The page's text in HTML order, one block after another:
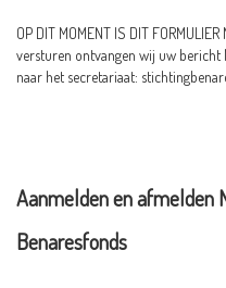
OP DIT MOMENT IS DIT
versturen ontvangen wij uw bericht
naar het secretariaat:
Aanmelden en afmelden
Benaresfonds